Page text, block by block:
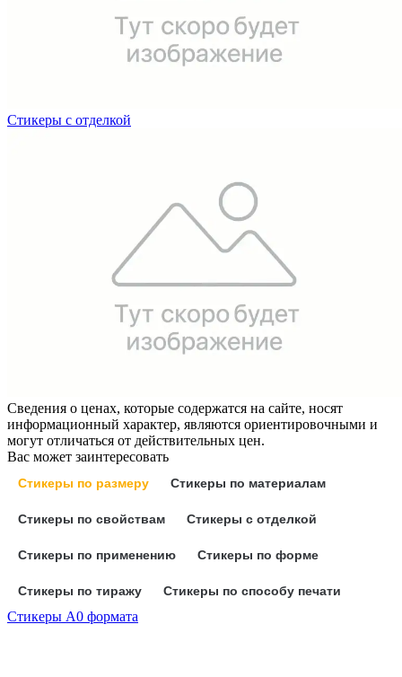
Стикеры с отделкой
Сведения о ценах, которые содержатся на сайте, носят
информационный характер, являются ориентировочными и
могут отличаться от действительных цен.
Вас может заинтересовать
Стикеры по размеру Стикеры по материалам
Стикеры по свойствам Стикеры с отделкой
Стикеры по применению Стикеры по форме
Стикеры по тиражу Стикеры по способу печати
Стикеры А0 формата